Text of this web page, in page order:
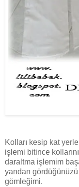
Kolları kesip kat
işlemi bitince
daraltma işlemim
yandan
gömleğimi.